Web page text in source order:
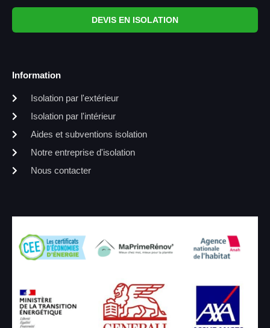
DEVIS EN ISOLATION
Information
Isolation par l'extérieur
Isolation par l'intérieur
Aides et subventions isolation
Notre entreprise d'isolation
Nous contacter